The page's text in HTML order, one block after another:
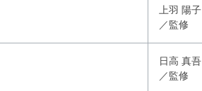
上羽 陽子
／監修
日高 真吾
／監修